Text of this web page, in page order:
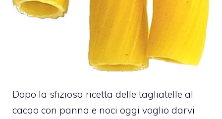
Dopo la sfiziosa ricetta delle tagliatelle al
cacao con panna e noci oggi voglio darvi